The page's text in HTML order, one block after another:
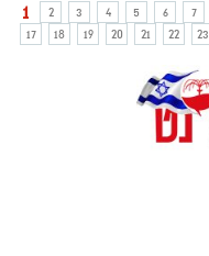
1 2 3 4 5 6 7
17
18 19 20 21 22 23